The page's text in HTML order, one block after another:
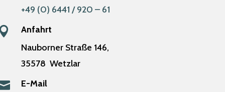
+49 (0) 6441 / 920 – 61
Anfahrt
Nauborner Straße 146,
35578 Wetzlar
E-Mail